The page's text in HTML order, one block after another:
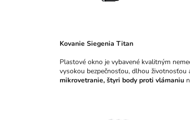
Kovanie Siegenia Titan
Plastové okno je vybavené kvalitným
vysokou bezpečnosťou, dlhou životnosťou
mikrovetranie, štyri body proti vlámaniu